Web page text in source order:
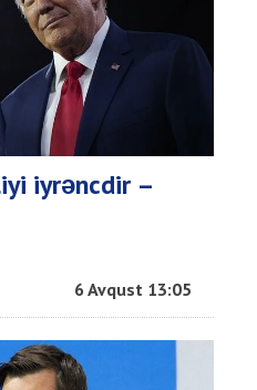
iyrəncdir –
6 Avqust 13:05